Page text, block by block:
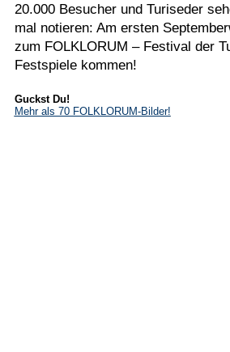
20.000 Besucher und Turiseder
mal notieren: Am ersten
zum FOLKLORUM – Festival der
Festspiele kommen!
Guckst Du!
Mehr als 70 FOLKLORUM-Bilder!